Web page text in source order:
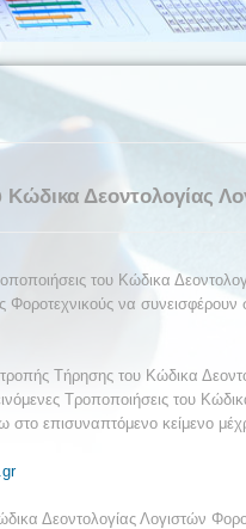
Δεοντολογίας
του Κώδικα
να συνεισφέρουν
Τήρησης του Κώδικα
Τροποποιήσεις του
επισυναπτόμενο κείμενο
Δεοντολογίας Λογιστών